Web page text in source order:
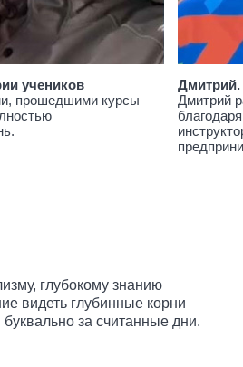
учеников
прошедшими курсы
Дмитрий.
Дмитрий
глубокому знанию
видеть глубинные корни
за считанные дни.